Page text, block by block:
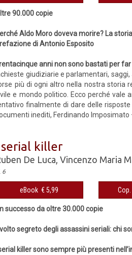
90.000 copie
Aldo Moro doveva morire? La
di Antonio Esposito
anni non sono bastati per
giudiziarie e parlamentari,
più di ogni altro nella nostra storia
e mondo politico. Ecco perché vale
finalmente di dare delle
inediti, Ferdinando Imposimato
serial killer
De Luca,Vincenzo Maria
6
eBook € 5,99
successo da oltre 30.000 copie
volto segreto degli assassini seriali: chi
serial killer sono sempre più presenti